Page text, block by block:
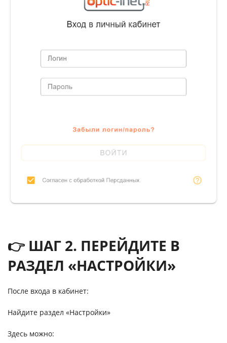
👉 ШАГ 2. ПЕРЕЙДИТЕ В
РАЗДЕЛ «НАСТРОЙКИ»
После входа в кабинет:
Найдите раздел «Настройки»
Здесь можно: